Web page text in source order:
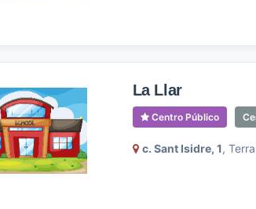
La Llar
Centro Público
c. Sant Isidre, 1,